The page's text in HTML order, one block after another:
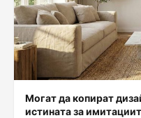
Могат да копират
истината за